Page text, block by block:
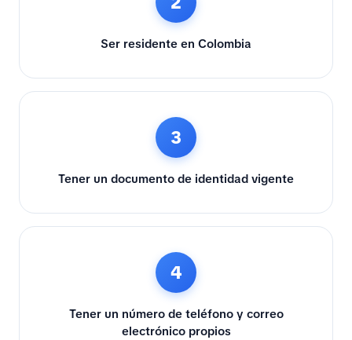
Ser residente en Colombia
3
Tener un documento de identidad vigente
4
Tener un número de teléfono y correo
electrónico propios